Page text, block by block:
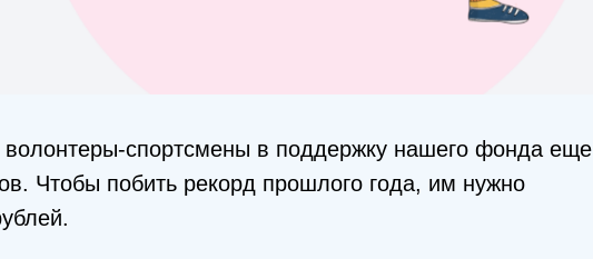
волонтеры-спортсмены в поддержку нашего фонда еще
Чтобы побить рекорд прошлого года, им нужно